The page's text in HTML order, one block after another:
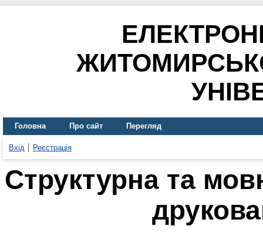
Головна Про сайт Перегляд
Вхід Реєстрація
Структурна та